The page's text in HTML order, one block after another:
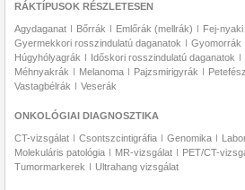
RÁKTÍPUSOK RÉSZLETESEN
Agydaganat Bőrrák Emlőrák (mellrák) Fej-
Gyermekkori rosszindulatú daganatok
Gyomorrák
Húgyhólyagrák
Időskori rosszindulatú daganatok
Méhnyakrák
Melanoma Pajzsmirigyrák
Vastagbélrák
Veserák
ONKOLÓGIAI DIAGNOSZTIKA
CT-vizsgálat Csontszcintigráfia Genomika
Molekuláris patológia
MR-vizsgálat PET/CT-
Tumormarkerek
Ultrahang vizsgálat